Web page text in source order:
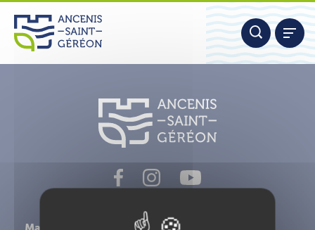
Aller
contenu
Nous contacter
Panneau de gestion des cookies